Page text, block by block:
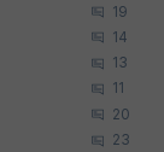
19
14
13
11
20
23